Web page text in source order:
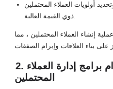
أولويات العملاء المحتملين
إنشاء العملاء المحتملين ، مما
2. فوائد استخدام برامج إدارة العملاء
المحتملين